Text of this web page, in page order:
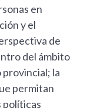
en
y el
de
del ámbito
la
permitan
políticas